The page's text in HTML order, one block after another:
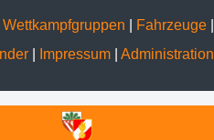
Wettkampfgruppen Fahrzeuge
Impressum Administration